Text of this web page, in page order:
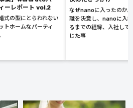
ーレポート vol.2
式の型にとらわれない
トホームなパーティ
なぜnanoに入ったのか
職を決意し、nanoに入
るまでの経緯、入社して
じた事